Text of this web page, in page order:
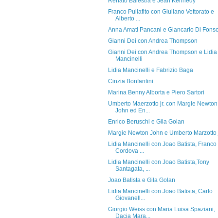
Franco Puliafito con Giuliano Vettorato e
Alberto ...
Anna Amati Pancani e Giancarlo Di
Gianni Dei con Andrea Thompson
Gianni Dei con Andrea Thompson e Lidia
Mancinelli
Lidia Mancinelli e Fabrizio Baga
Cinzia Bonfantini
Marina Benny Alborta e Piero Sartori
Umberto Maerzotto jr. con Margie Newton
John ed En...
Enrico Beruschi e Gila Golan
Margie Newton John e Umberto Marzotto
Lidia Mancinelli con Joao Batista, Franco
Cordova ...
Lidia Mancinelli con Joao Batista,Tony
Santagata, ...
Joao Batista e Gila Golan
Lidia Mancinelli con Joao Batista, Carlo
Giovanell...
Giorgio Weiss con Maria Luisa Spaziani,
Dacia Mara...